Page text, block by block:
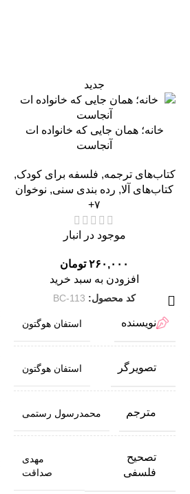
جدید
خانه؛ همان ‌جایی که خانواده ات
آنجاست
کتاب‌های ترجمه, فلسفه برای کودک,
کتاب‌های آلا, رده بندی سنی, نوخوان
۷+
موجود در انبار
۲۶۰,۰۰۰ تومان
افزودن به سبد خرید
کد محصول: BC-113
نویسنده استفان هوگتون
تصویرگر استفان هوگتون
مترجم محمدرسول رستمی
تصحیح
فلسفی
مهدی
صداقت